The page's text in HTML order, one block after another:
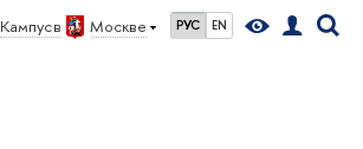
Кампус в Москве РУС EN